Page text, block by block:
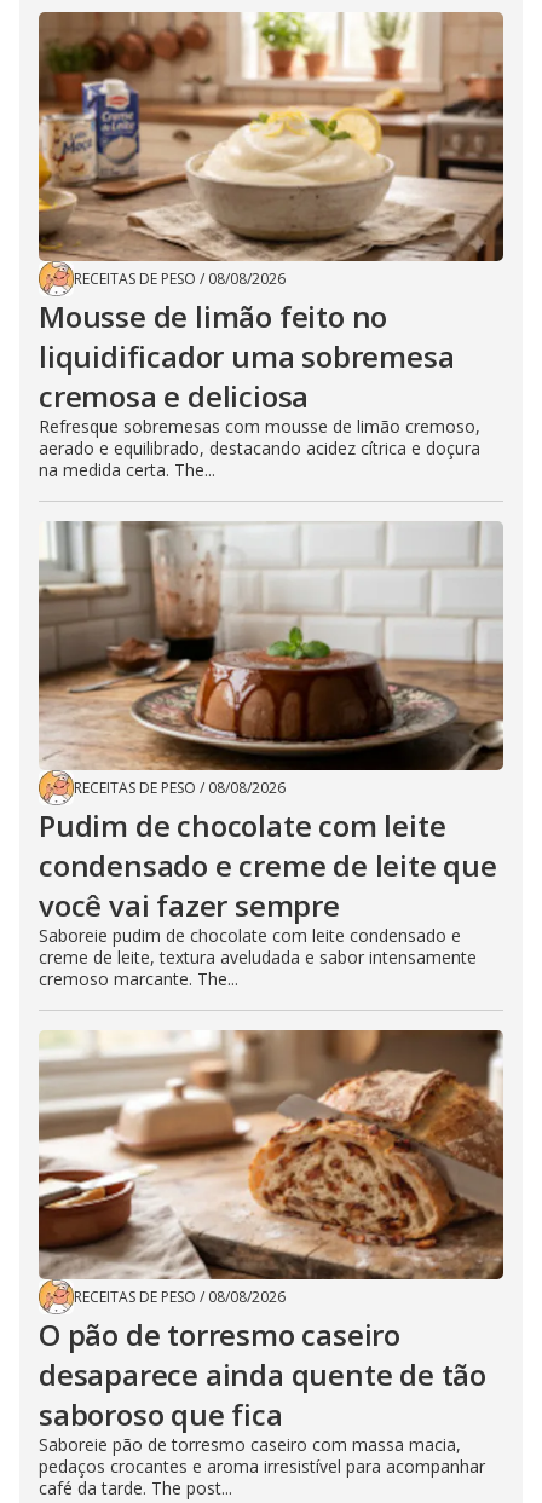
RECEITAS DE PESO / 08/08/2026
Mousse de limão feito no
liquidificador uma sobremesa
cremosa e deliciosa
Refresque sobremesas com mousse de limão cremoso,
aerado e equilibrado, destacando acidez cítrica e doçura
na medida certa. The...
RECEITAS DE PESO / 08/08/2026
Pudim de chocolate com leite
condensado e creme de leite que
você vai fazer sempre
Saboreie pudim de chocolate com leite condensado e
creme de leite, textura aveludada e sabor intensamente
cremoso marcante. The...
RECEITAS DE PESO / 08/08/2026
O pão de torresmo caseiro
desaparece ainda quente de tão
saboroso que fica
Saboreie pão de torresmo caseiro com massa macia,
pedaços crocantes e aroma irresistível para acompanhar
café da tarde. The post...